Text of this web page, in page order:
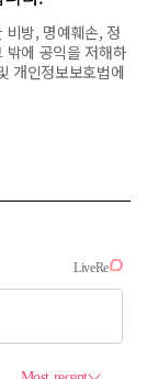
비방, 명예훼손, 정
밖에 공익을 저해하
개인정보보호법에